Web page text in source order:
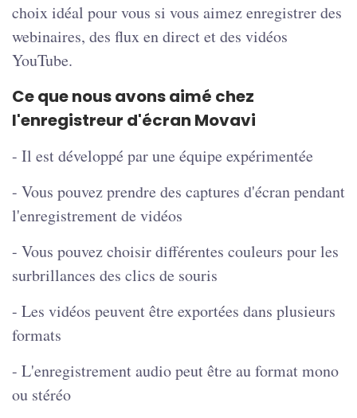
choix idéal pour vous si vous aimez enregistrer des
webinaires, des flux en direct et des vidéos
YouTube.
Ce que nous avons aimé chez
l'enregistreur d'écran Movavi
- Il est développé par une équipe expérimentée
- Vous pouvez prendre des captures d'écran pendant
l'enregistrement de vidéos
- Vous pouvez choisir différentes couleurs pour les
surbrillances des clics de souris
- Les vidéos peuvent être exportées dans plusieurs
formats
- L'enregistrement audio peut être au format mono
ou stéréo